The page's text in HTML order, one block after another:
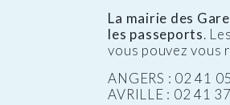
La mairie des
les passeports.
vous pouvez vous
ANGERS : 02 41
AVRILLE : 02 41